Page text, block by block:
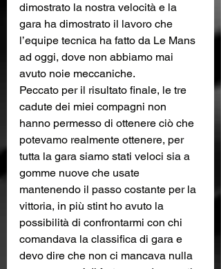
dimostrato la nostra velocità e la
gara ha dimostrato il lavoro che
l’equipe tecnica ha fatto da Le Mans
ad oggi, dove non abbiamo mai
avuto noie meccaniche.
Peccato per il risultato finale, le tre
cadute dei miei compagni non
hanno permesso di ottenere ciò che
potevamo realmente ottenere, per
tutta la gara siamo stati veloci sia a
gomme nuove che usate
mantenendo il passo costante per la
vittoria, in più stint ho avuto la
possibilità di confrontarmi con chi
comandava la classifica di gara e
devo dire che non ci mancava nulla